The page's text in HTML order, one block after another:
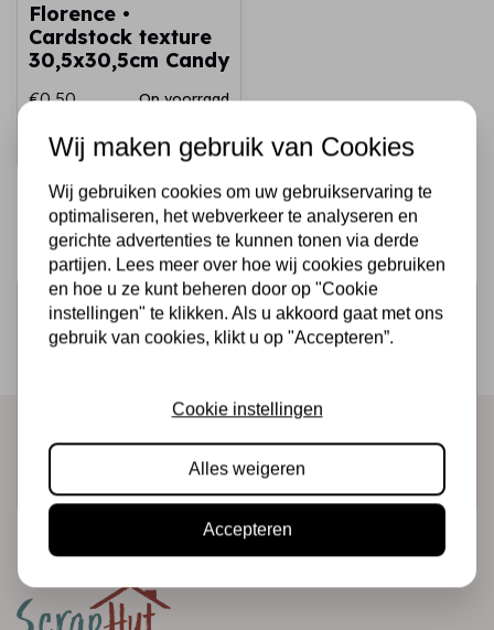
Florence •
Cardstock texture
30,5x30,5cm Candy
€0,50 Op voorraad
Snel toevoegen
Schrijf je in voor de nieuwsbrief
Ontvang als eerste onze actie en nieuwe producten
Wij maken gebruik van Cookies
Wij gebruiken cookies om uw gebruikservaring te
optimaliseren, het webverkeer te analyseren en
gerichte advertenties te kunnen tonen via derde
partijen. Lees meer over hoe wij cookies gebruiken
en hoe u ze kunt beheren door op "Cookie
instellingen" te klikken. Als u akkoord gaat met ons
gebruik van cookies, klikt u op "Accepteren”.
Cookie instellingen
Alles weigeren
Accepteren